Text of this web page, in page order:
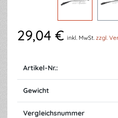
29,04 € inkl. MwSt. zzgl.
Artikel-Nr.:
Gewicht
Vergleichsnummer